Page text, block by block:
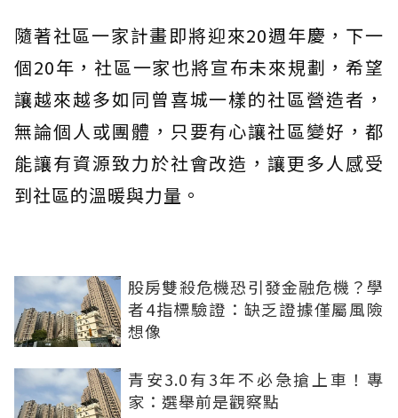
隨著社區一家計畫即將迎來20週年慶，下一
個20年，社區一家也將宣布未來規劃，希望
讓越來越多如同曾喜城一樣的社區營造者，
無論個人或團體，只要有心讓社區變好，都
能讓有資源致力於社會改造，讓更多人感受
到社區的溫暖與力量。
股房雙殺危機恐引發金融危機？學
者4指標驗證：缺乏證據僅屬風險
想像
青安3.0有3年不必急搶上車！專
家：選舉前是觀察點